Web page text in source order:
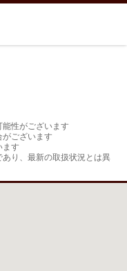
性がございます
がございます
ます
り、最新の取扱状況とは異